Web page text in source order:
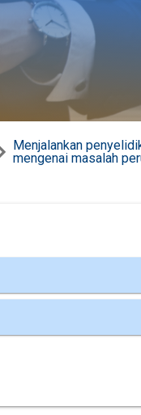
Menjalankan
mengenai masalah